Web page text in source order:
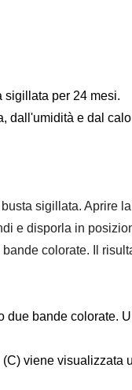
sigillata per 24 mesi.
dall'umidità e dal
sigillata. Aprire
e disporla in
colorate. Il
due bande colorate.
viene visualizzata